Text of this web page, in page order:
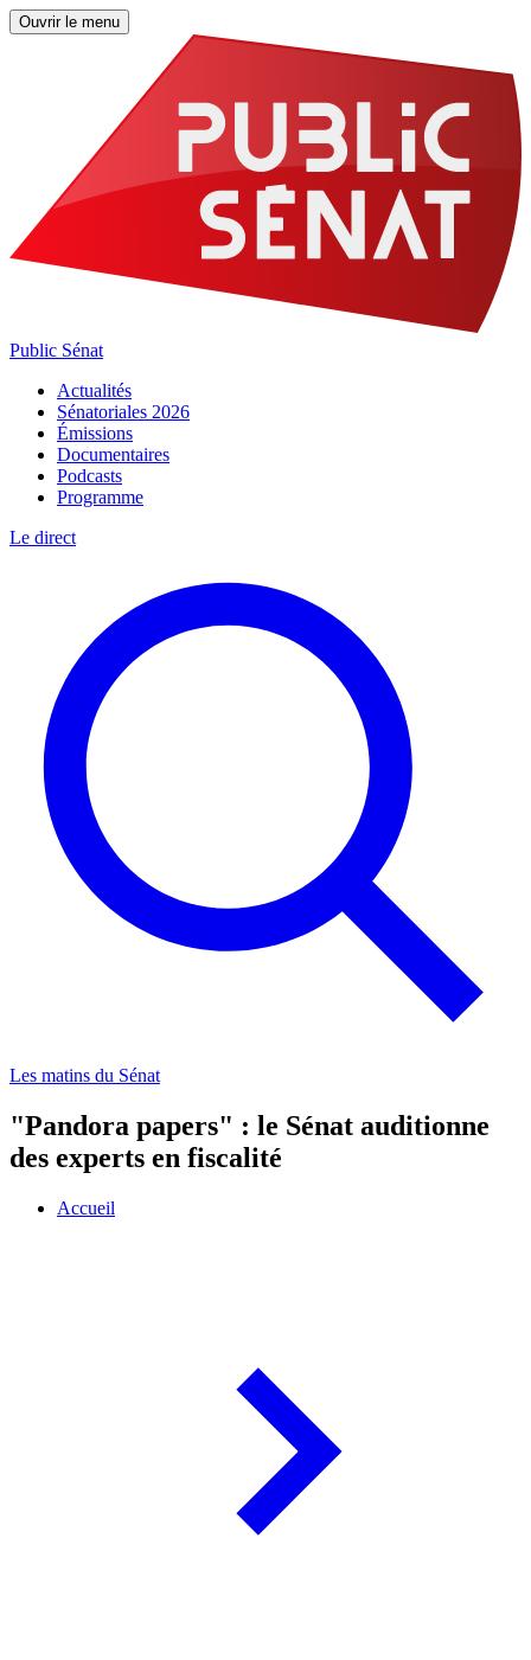
Ouvrir le menu
Public Sénat
Actualités
Sénatoriales 2026
Émissions
Documentaires
Podcasts
Programme
Le direct
Les matins du Sénat
"Pandora papers" : le Sénat auditionne
des experts en fiscalité
Accueil